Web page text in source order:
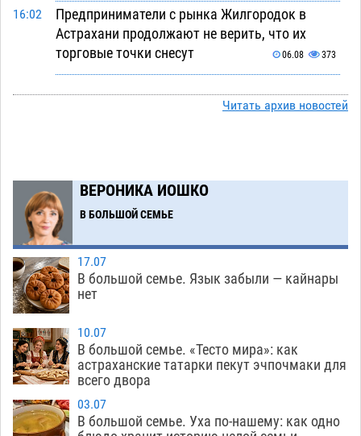
16:02
Предприниматели с рынка Жилгородок в
Астрахани продолжают не верить, что их
торговые точки снесут
06.08 373
на новой серебряной монете Банка России
в музее Пушкина в Москве
06.08 272
13:50
Мэрия Астрахани переводит городские
зеленые зоны на автоматический полив
13:13
Скончался второй ребенок после пожара в
Астрахани
12:49
Астраханские гандболисты с крупной победы
стартовали на Всероссийской Спартакиаде
12:16
В астраханском селе невестка изрешетила
Читать архив новостей
ВЕРОНИКА ИОШКО
В БОЛЬШОЙ СЕМЬЕ
17.07
В большой семье. Язык забыли — кайнары
нет
10.07
В большой семье. «Тесто мира»: как
астраханские татарки пекут эчпочмаки для
всего двора
03.07
В большой семье. Уха по-нашему: как одно